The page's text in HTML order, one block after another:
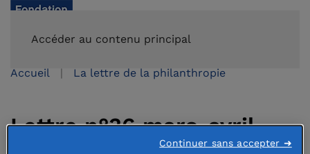
Accéder au contenu principal
Accueil La lettre de la philanthropie
Lettre n°36 mars-avril
Continuer sans accepter ➜